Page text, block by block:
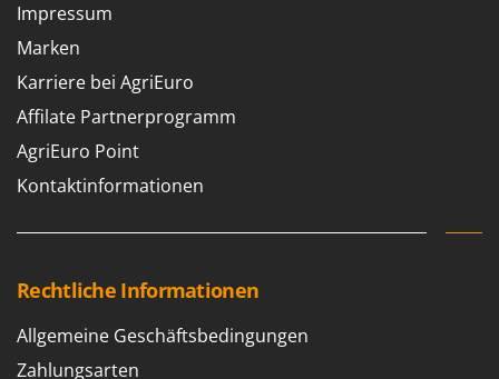
O
Officine Savioli
Oliviero
Olix
OMA
Omas
Ooni
P
Palazzetti
Impressum
Marken
Karriere bei AgriEuro
Affilate Partnerprogramm
AgriEuro Point
Kontaktinformationen
Rechtliche Informationen
Allgemeine Geschäftsbedingungen
Zahlungsarten